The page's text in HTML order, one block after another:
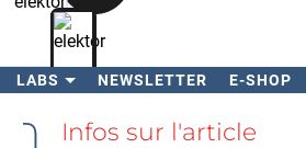
LABS NEWSLETTER E-SHOP
RechercherInfos sur l'article